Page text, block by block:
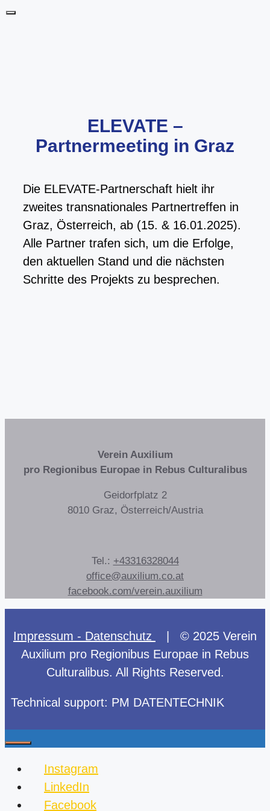
SkipMenu
ELEVATE –
Partnermeeting in Graz
Die ELEVATE-Partnerschaft hielt ihr
zweites transnationales Partnertreffen in
Graz, Österreich, ab (15. & 16.01.2025).
Alle Partner trafen sich, um die Erfolge,
den aktuellen Stand und die nächsten
Schritte des Projekts zu besprechen.
Verein Auxilium
pro Regionibus Europae in Rebus Culturalibus
Geidorfplatz 2
8010 Graz, Österreich/Austria
Tel.: +43316328044
office@auxilium.co.at
facebook.com/verein.auxilium
Impressum - Datenschutz
| © 2025 Verein
Auxilium pro Regionibus Europae in Rebus
Culturalibus. All Rights Reserved.
Technical support: PM DATENTECHNIK
Close
Instagram
LinkedIn
Facebook